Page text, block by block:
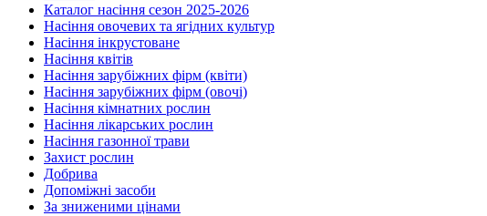
Каталог насіння сезон 2025-2026
Насіння овочевих та ягідних культур
Насіння інкрустоване
Насіння квітів
Насіння зарубіжних фірм (квіти)
Насіння зарубіжних фірм (овочі)
Насіння кімнатних рослин
Насіння лікарських рослин
Насіння газонної трави
Захист рослин
Добрива
Допоміжні засоби
За зниженими цінами